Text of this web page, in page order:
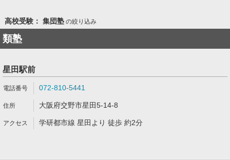
高校受験： 集団塾の絞り込み
類塾
星田駅前
072-810-5441
大阪府交野市星田5-14-8
学研都市線 星田より 徒歩 約2分